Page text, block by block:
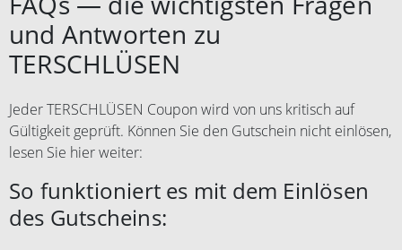
und Antworten zu
TERSCHLÜSEN
Jeder TERSCHLÜSEN Coupon wird von uns kritisch auf
Gültigkeit geprüft. Können Sie den Gutschein nicht einlösen,
lesen Sie hier weiter:
So funktioniert es mit dem Einlösen
des Gutscheins: